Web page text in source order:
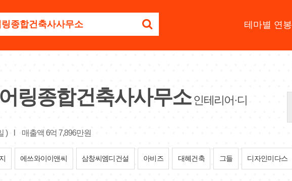
테마별 연봉
링종합건축사사무소 인테리어·디
) 매출액 6억 7,896만원
에쓰와이이앤씨 삼창씨엠디건설 아비즈 대혜건축 그들 디자인미다스